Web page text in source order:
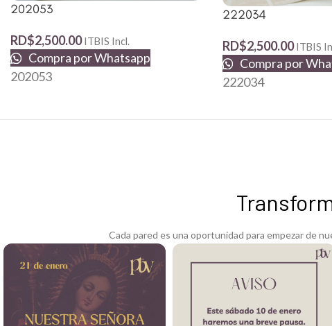
202053
RD$2,500.00 ITBIS Incl.
Compra por Whatsapp
202053
222034
RD$2,500.00 ITBIS
Compra por
222034
Cada pared es una oportunidad para empezar de